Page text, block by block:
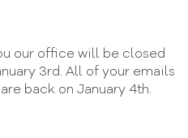
our office will be closed
3rd. All of your emails
back on January 4th.